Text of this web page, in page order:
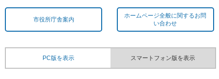
市役所庁舎案内
ホームページ全般に関するお問
い合わせ
PC版を表示 スマートフォン版を表示